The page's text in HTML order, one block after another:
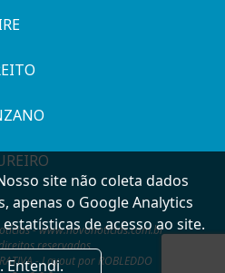
- www.novonoticias.com.br
reservados
- Layout por ROBLEDDO
site não coleta dados
apenas o Google Analytics
de acesso ao site.
Entendi.